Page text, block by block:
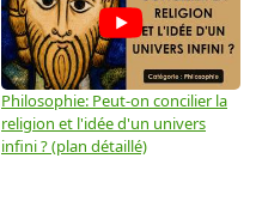
Philosophie: Peut-on concilier la
religion et l'idée d'un univers
infini ? (plan détaillé)